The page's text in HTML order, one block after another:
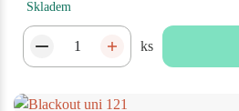
Skladem
ks